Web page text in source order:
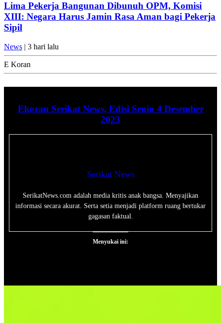
Lima Pekerja Bangunan Dibunuh OPM, Komisi
XIII: Negara Harus Jamin Rasa Aman bagi Pekerja
Sipil
News | 3 hari lalu
E Koran
Ekoran Serikat News, Edisi Senin 4 Desember
2023
Serikat News
SerikatNews.com adalah media kritis anak bangsa. Menyajikan
informasi secara akurat. Serta setia menjadi platform ruang bertukar
gagasan faktual.
Menyukai ini: